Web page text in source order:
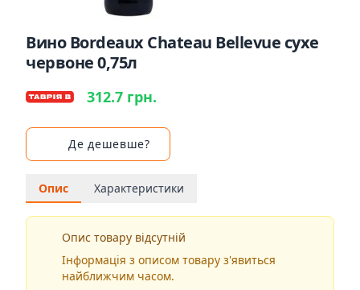
Вино Bordeaux Chateau Bellevue сухе
червоне 0,75л
312.7 грн.
Де дешевше?
Опис Характеристики
Опис товару відсутній
Інформація з описом товару з'явиться
найближчим часом.